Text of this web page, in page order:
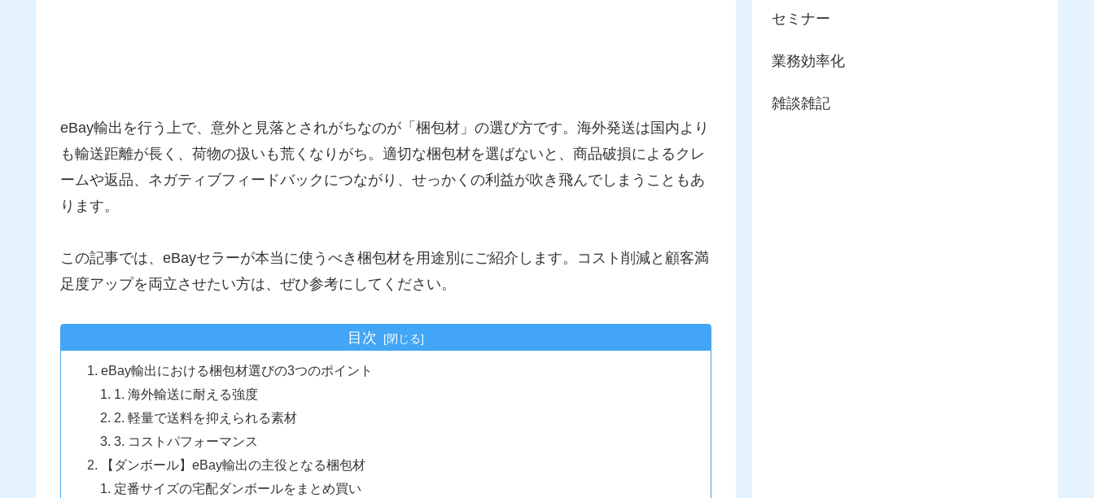
eBay輸出を行う上で、意外と見落とされがちなのが「梱包材」の選び方です。海外発送は国内より
も輸送距離が長く、荷物の扱いも荒くなりがち。適切な梱包材を選ばないと、商品破損によるクレ
ームや返品、ネガティブフィードバックにつながり、せっかくの利益が吹き飛んでしまうこともあ
ります。
この記事では、eBayセラーが本当に使うべき梱包材を用途別にご紹介します。コスト削減と顧客満
足度アップを両立させたい方は、ぜひ参考にしてください。
目次
eBay輸出における梱包材選びの3つのポイント
1. 海外輸送に耐える強度
2. 軽量で送料を抑えられる素材
3. コストパフォーマンス
【ダンボール】eBay輸出の主役となる梱包材
定番サイズの宅配ダンボールをまとめ買い
セミナー
業務効率化
雑談雑記